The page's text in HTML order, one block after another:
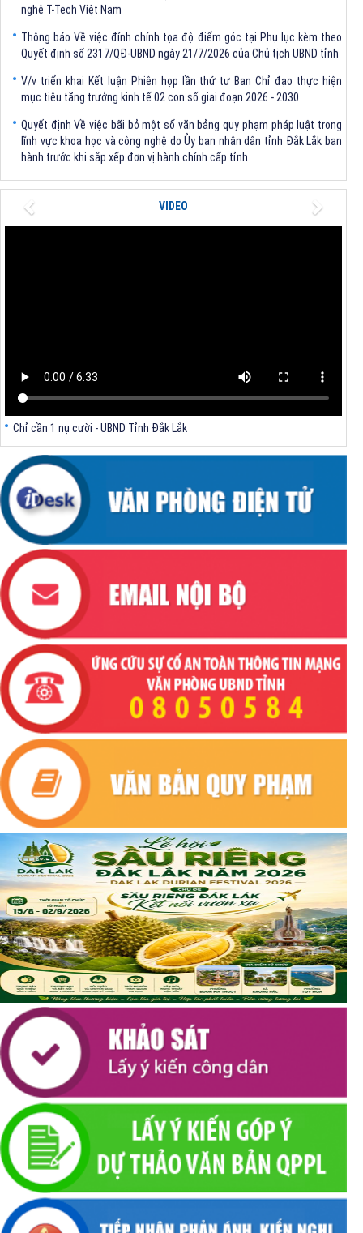
Quyết định số 2317/QĐ-UBND ngày 21/7/2026 của Chủ tịch UBND tỉnh
mục tiêu tăng trưởng kinh tế 02 con số giai đoạn 2026 - 2030
lĩnh vực khoa học và công nghệ do Ủy ban nhân dân tỉnh Đắk Lắk ban
hành trước khi sắp xếp đơn vị hành chính cấp tỉnh
Quyết định chấp thuận điều chỉnh chủ trương đầu tư dự án Xây dựng
nhà máy xử lý rác thải tại thành phố Tuy Hòa, tỉnh Phú Yên (nay là
VIDEO
Previous Next
Chỉ cần 1 nụ cười - UBND Tỉnh Đắk Lắk